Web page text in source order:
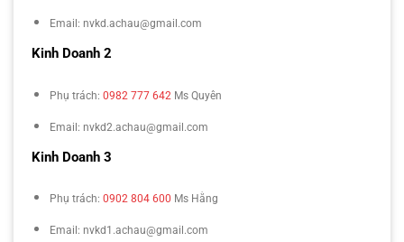
Email: nvkd.achau@gmail.com
Kinh Doanh 2
Phụ trách: 0982 777 642 Ms Quyên
Email: nvkd2.achau@gmail.com
Kinh Doanh 3
Phụ trách: 0902 804 600 Ms Hằng
Email: nvkd1.achau@gmail.com